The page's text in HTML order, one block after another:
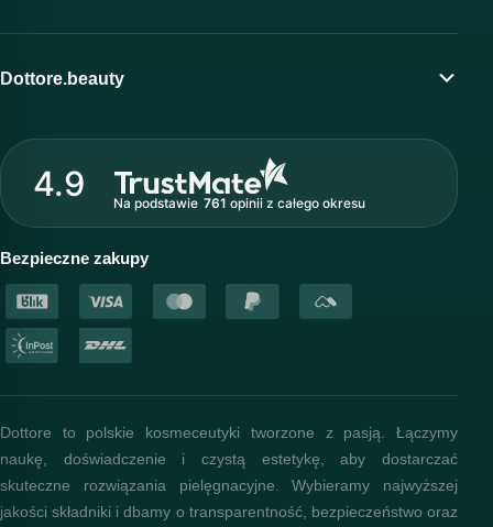
Moje konto
Program lojalnościowy
Strefa profesjonalisty
Dottore.beauty
O marce Dottore
Nasz zespół
Akademia i szkolenia
Baza wiedzy
4.9
Na podstawie 761 opiniiz całego okresu
Bezpieczne zakupy
Dottore to polskie kosmeceutyki tworzone z pasją. Łączymy
naukę, doświadczenie i czystą estetykę, aby dostarczać
skuteczne rozwiązania pielęgnacyjne. Wybieramy najwyższej
jakości składniki i dbamy o transparentność, bezpieczeństwo oraz